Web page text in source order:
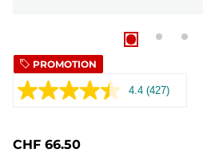
PROMOTION
4.4 Lire
(427)
CHF 66.50